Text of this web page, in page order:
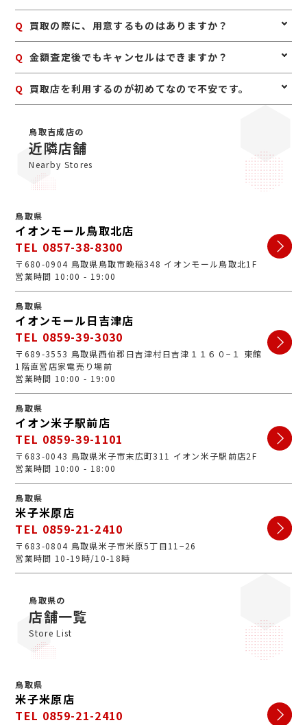
A 予約は必要ありませんのでいつでもお越しいただけます
すとスムーズにご案内できます。
Q 買取の際に、用意するものはありますか？
A はい。身分証明書(運転免許証、マイナンバーカード、
Q 金額査定後でもキャンセルはできますか？
A お値段にご満足いただけない場合は、もちろんキャンセ
Q 買取店を利用するのが初めてなので不安です。
がとうございます。ジュエルカフェは女性スタッフが中
心で、丁寧な接客・明るいお店・手数料完全無料の手軽
さで多くのお客様にご利用いただいています。ぜひ安心
してお越しくださいませ。
鳥取吉成店の
近隣店舗
Nearby Stores
鳥取県
イオンモール鳥取北店
TEL 0857-38-8300
〒680-0904 鳥取県鳥取市晩稲348 イオンモール鳥取北1F
営業時間 10:00 - 19:00
鳥取県
イオンモール日吉津店
TEL 0859-39-3030
〒689-3553 鳥取県西伯郡日吉津村日吉津１１６０−１ 東館
1階直営店家電売り場前
営業時間 10:00 - 19:00
鳥取県
イオン米子駅前店
TEL 0859-39-1101
〒683-0043 鳥取県米子市末広町311 イオン米子駅前店2F
営業時間 10:00 - 18:00
鳥取県
米子米原店
TEL 0859-21-2410
〒683-0804 鳥取県米子市米原5丁目11−26
営業時間 10-19時/10-18時
鳥取県の
店舗一覧
Store List
鳥取県
米子米原店
TEL 0859-21-2410